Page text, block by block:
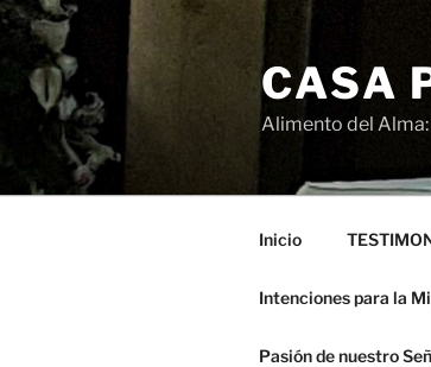
Saltar
contenido
CASA
Alimento del Alma:
Inicio
Intenciones para la
Pasión de nuestro